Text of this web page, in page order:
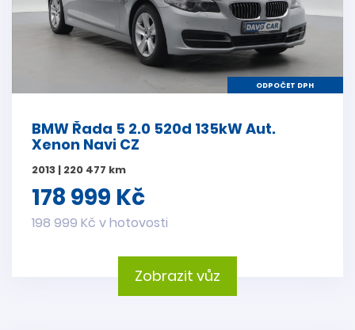
ODPOČET DPH
BMW Řada 5 2.0 520d 135kW Aut.
Xenon Navi CZ
2013 | 220 477 km
178 999 Kč
198 999 Kč v hotovosti
Zobrazit vůz